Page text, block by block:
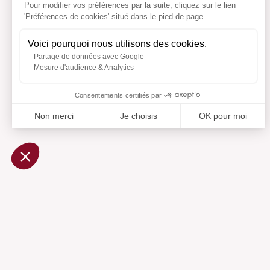
Pour modifier vos préférences par la suite, cliquez sur le lien
'Préférences de cookies' situé dans le pied de page.
Voici pourquoi nous utilisons des cookies.
Partage de données avec Google
Mesure d'audience & Analytics
Consentements certifiés par
Non merci Je choisis OK pour moi
Notre plateforme vous permet d'adapter et de gérer vos